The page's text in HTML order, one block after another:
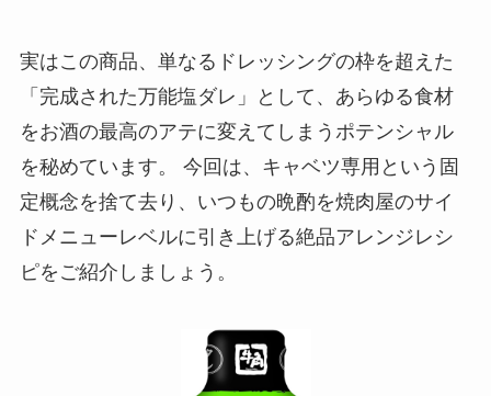
実はこの商品、単なるドレッシングの枠を超えた
「完成された万能塩ダレ」として、あらゆる食材
をお酒の最高のアテに変えてしまうポテンシャル
を秘めています。 今回は、キャベツ専用という固
定概念を捨て去り、いつもの晩酌を焼肉屋のサイ
ドメニューレベルに引き上げる絶品アレンジレシ
ピをご紹介しましょう。